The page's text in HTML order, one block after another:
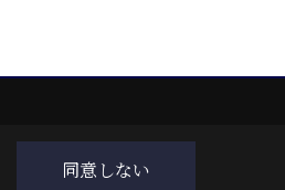
同意しない